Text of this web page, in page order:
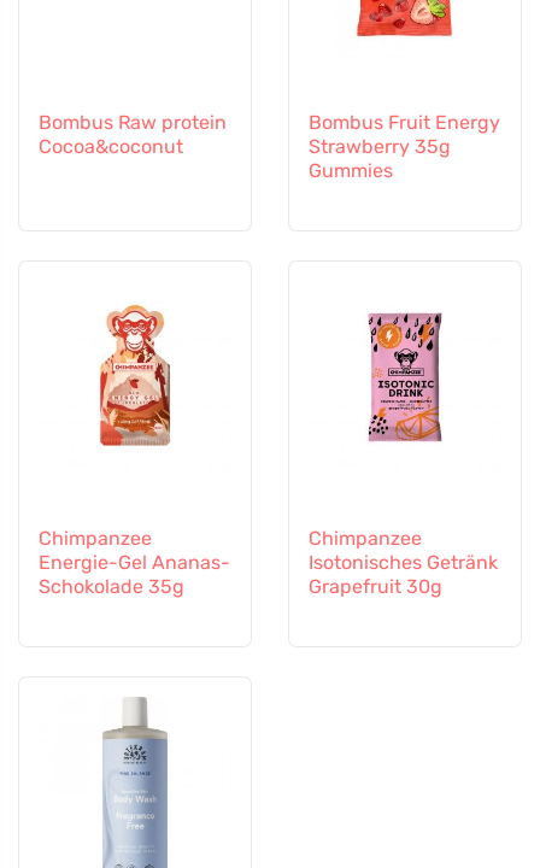
Bombus Raw protein
Cocoa&coconut
Bombus Fruit Energy
Strawberry 35g
Gummies
Chimpanzee
Energie-Gel Ananas-
Schokolade 35g
Chimpanzee
Isotonisches Getränk
Grapefruit 30g